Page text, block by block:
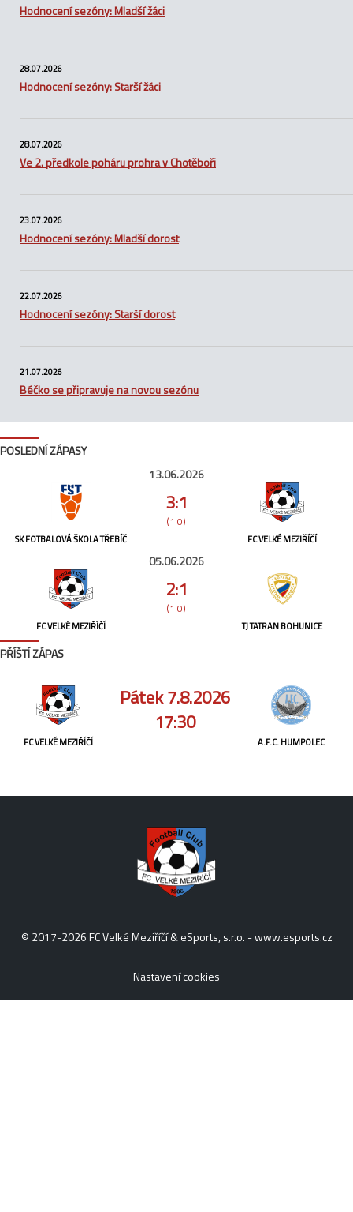
Hodnocení sezóny: Mladší žáci
28.07.2026
Hodnocení sezóny: Starší žáci
28.07.2026
Ve 2. předkole poháru prohra v Chotěboři
23.07.2026
Hodnocení sezóny: Mladší dorost
22.07.2026
Hodnocení sezóny: Starší dorost
21.07.2026
Béčko se připravuje na novou sezónu
POSLEDNÍ ZÁPASY
SK FOTBALOVÁ ŠKOLA TŘEBÍČ
13.06.2026
3:1
(1:0)
FC VELKÉ MEZIŘÍČÍ
FC VELKÉ MEZIŘÍČÍ
05.06.2026
2:1
(1:0)
TJ TATRAN BOHUNICE
PŘÍŠTÍ ZÁPAS
FC VELKÉ MEZIŘÍČÍ
Pátek 7.8.2026
17:30
A.F.C. HUMPOLEC
© 2017-2026 FC Velké Meziříčí & eSports, s.r.o. -www.esports.cz
Nastavení cookies